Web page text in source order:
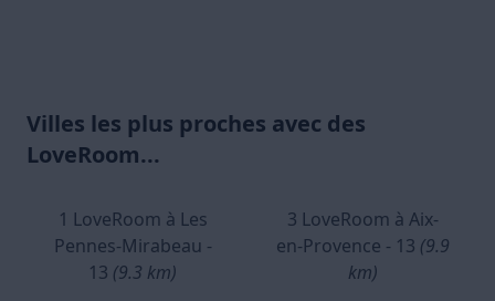
Villes les plus proches avec des
LoveRoom...
1 LoveRoom à Les
Pennes-Mirabeau -
13 (9.3 km)
3 LoveRoom à Aix-
en-Provence - 13 (9.9
km)